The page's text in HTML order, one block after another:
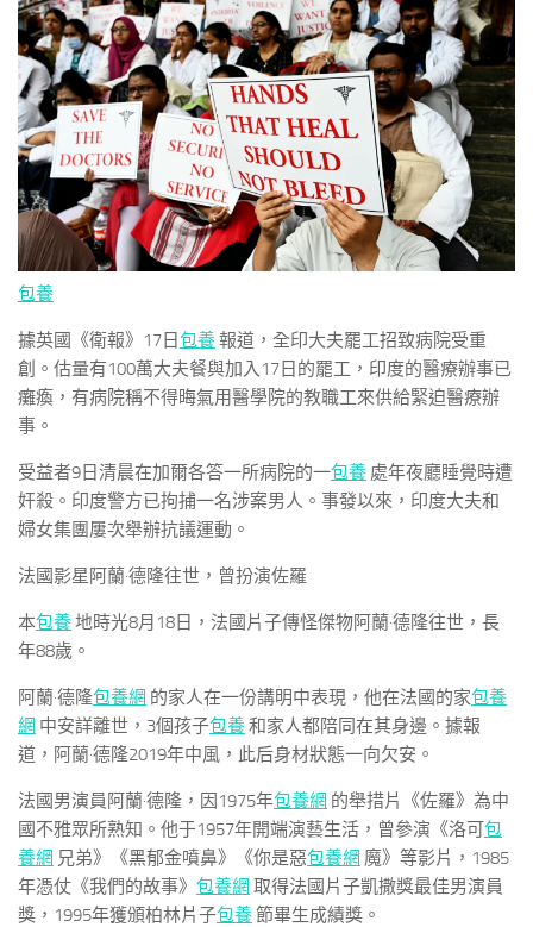
包養
據英國《衛報》17日包養報道，全印大夫罷工招致病院受重
創。估量有100萬大夫餐與加入17日的罷工，印度的醫療辦事已
癱瘓，有病院稱不得晦氣用醫學院的教職工來供給緊迫醫療辦
事。
受益者9日清晨在加爾各答一所病院的一包養 處年夜廳睡覺時遭
奸殺。印度警方已拘捕一名涉案男人。事發以來，印度大夫和
婦女集團屢次舉辦抗議運動。
法國影星阿蘭·德隆往世，曾扮演佐羅
本包養地時光8月18日，法國片子傳怪傑物阿蘭·德隆往世，長
年88歲。
阿蘭·德隆包養網 的家人在一份講明中表現，他在法國的家包養
網 中安詳離世，3個孩子包養和家人都陪同在其身邊。據報
道，阿蘭·德隆2019年中風，此后身材狀態一向欠安。
法國男演員阿蘭·德隆，因1975年包養網 的舉措片《佐羅》為中
國不雅眾所熟知。他于1957年開端演藝生活，曾參演《洛可包
養網 兄弟》《黑郁金噴鼻》《你是惡包養網 魔》等影片，1985
年憑仗《我們的故事》 包養網 取得法國片子凱撒獎最佳男演員
獎，1995年獲頒柏林片子包養節畢生成績獎。